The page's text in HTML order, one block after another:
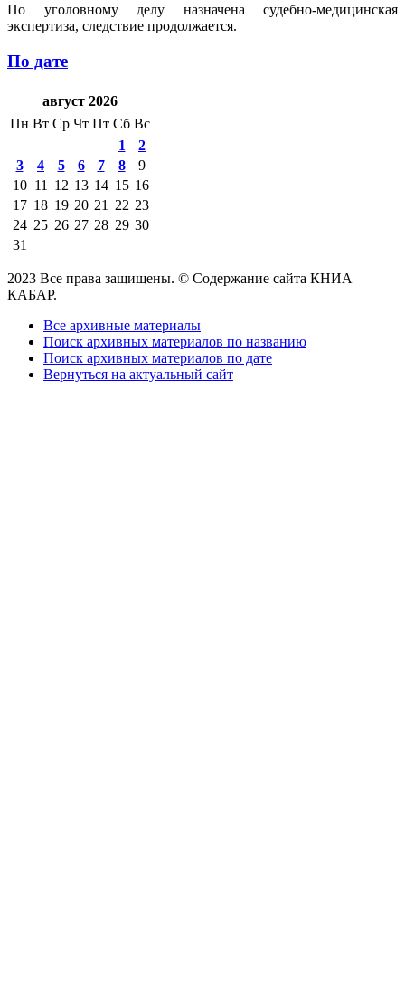
По уголовному делу назначена судебно-медицинская
экспертиза, следствие продолжается.
По дате
август 2026
Пн Вт Ср Чт Пт Сб Вс
1
2
3
4 5 6 7 8
9
10 11 12 13 14 15 16
17 18 19 20 21 22 23
24 25 26 27 28 29 30
31
2023 Все права защищены. © Содержание сайта КНИА
КАБАР.
Все архивные материалы
Поиск архивных материалов по названию
Поиск архивных материалов по дате
Вернуться на актуальный сайт